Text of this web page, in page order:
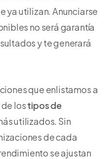
ya utilizan. Anunciarse
no será garantía
y te generará
que enlistamos a
lostipos de
utilizados. Sin
de cada
se ajustan